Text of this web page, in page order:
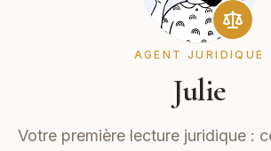
AGENT JURIDIQUE
Julie
Votre première lecture juridique :